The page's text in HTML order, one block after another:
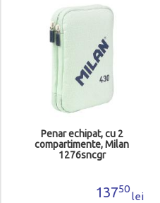
Penar echipat, cu 2
compartimente, Milan
1276sncgr
13750
lei